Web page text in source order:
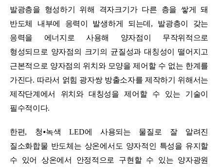
발광층을 형성하기 위해 격자크기가 다른 층을 쌓게 돼
반도체 내부에 응력이 발생하게 되는데 , 발광층이 갖는
응력을 에너지로 사용해 양자점이 무작위적으로
형성되므로 양자점의 크기의 균질성과 대칭성이 떨어지고
근본적으로 양자점의 위치와 모양을 제어할 수 없는 한계를
가진다. 따라서 얽힘 광자쌍 방출소자를 제작하기 위해서는
제작단계에서 위치와 대칭성을 제어할 수 있는 기술이
필수적이다.
한편, 청⦁녹색 LED에 사용되는 물질로 잘 알려진
질소화합물 반도체는 상온에서도 양자적인 특성을 유지할
수 있어 상온에서 안정적으로 구현할 수 있는 양자광원